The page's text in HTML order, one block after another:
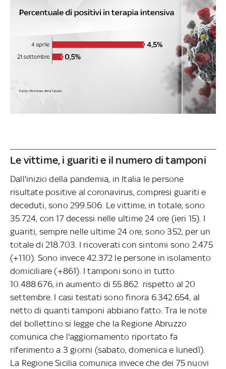
Le vittime, i guariti e il numero di tamponi
Dall'inizio della pandemia, in Italia le persone
risultate positive al coronavirus, compresi guariti e
deceduti, sono 299.506. Le vittime, in totale, sono
35.724, con 17 decessi nelle ultime 24 ore (ieri 15). I
guariti, sempre nelle ultime 24 ore, sono 352, per un
totale di 218.703. I ricoverati con sintomi sono 2.475
(+110). Sono invece 42.372 le persone in isolamento
domiciliare (+861). I tamponi sono in tutto
10.488.676, in aumento di 55.862 rispetto al 20
settembre. I casi testati sono finora 6.342.654, al
netto di quanti tamponi abbiano fatto. Tra le note
del bollettino si legge che la Regione Abruzzo
comunica che l'aggiornamento riportato fa
riferimento a 3 giorni (sabato, domenica e lunedì).
La Regione Sicilia comunica invece che dei 75 nuovi